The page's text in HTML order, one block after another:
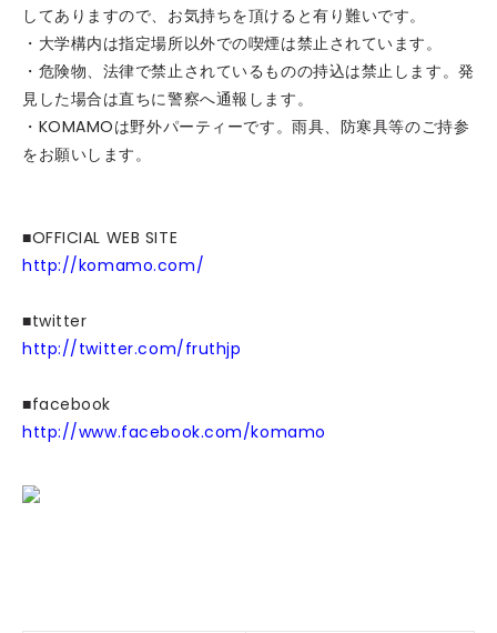
してありますので、お気持ちを頂けると有り難いです。
・大学構内は指定場所以外での喫煙は禁止されています。
・危険物、法律で禁止されているものの持込は禁止します。発
見した場合は直ちに警察へ通報します。
・KOMAMOは野外パーティーです。雨具、防寒具等のご持参
をお願いします。
■OFFICIAL WEB SITE
http://komamo.com/
■twitter
http://twitter.com/fruthjp
■facebook
http://www.facebook.com/komamo